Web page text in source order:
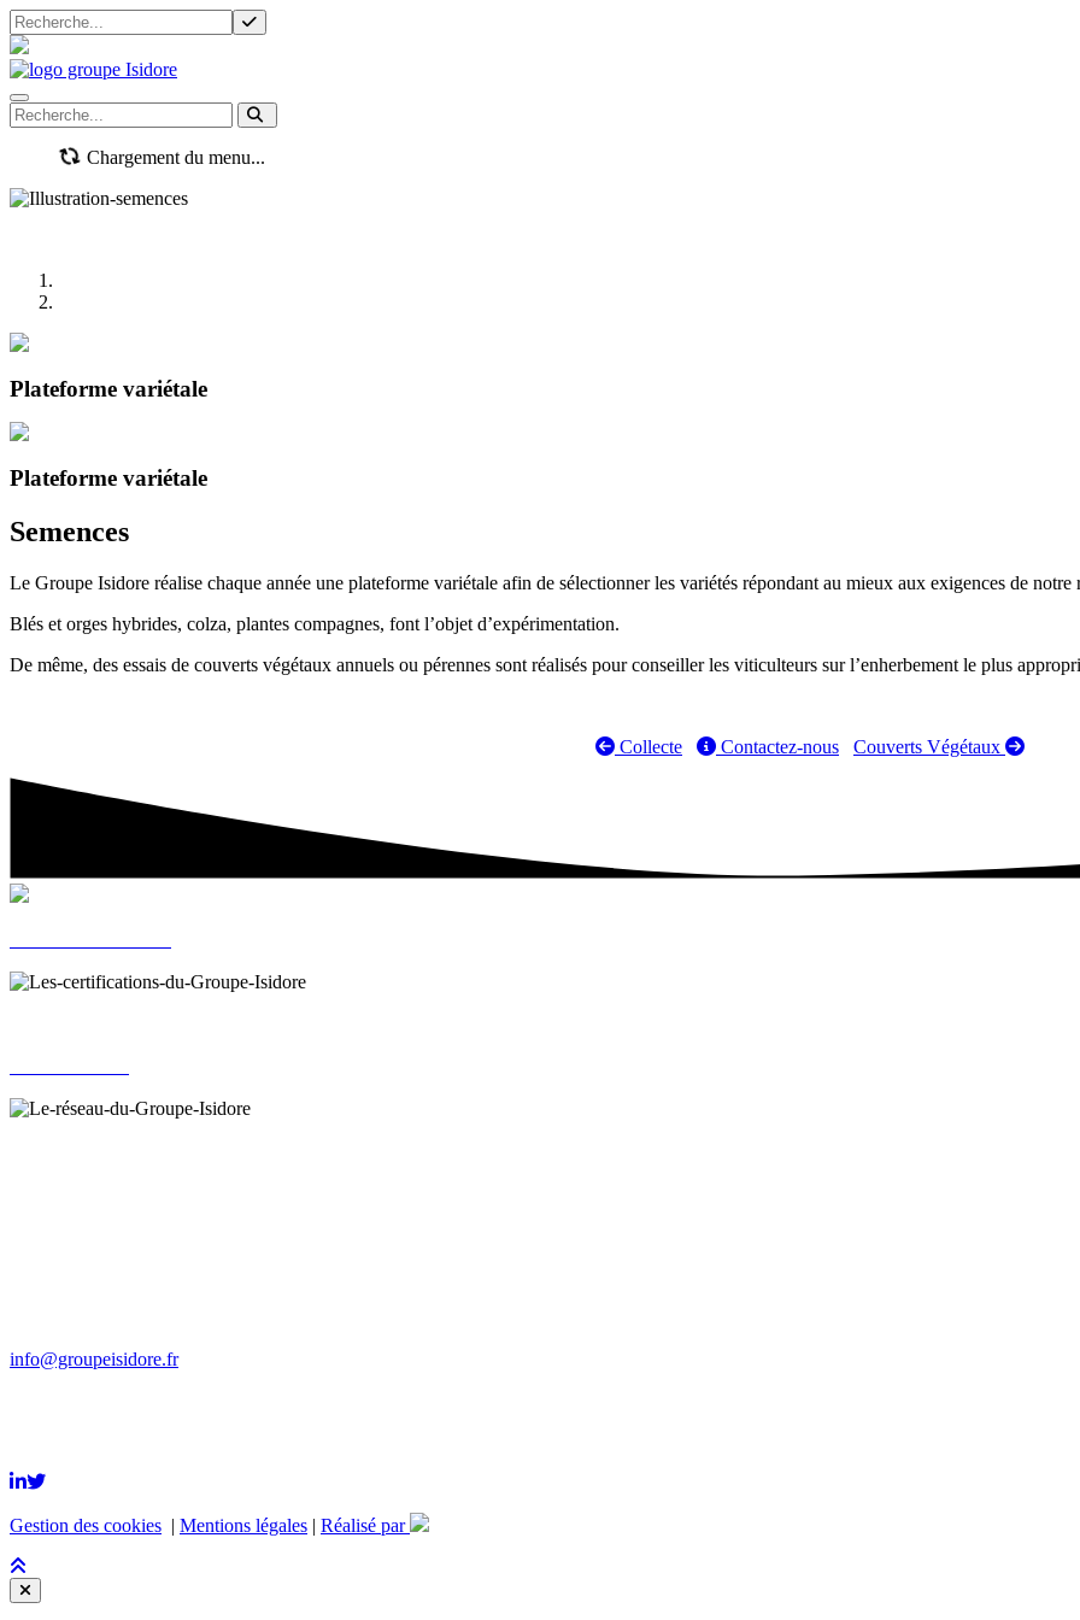
Navigation mobile
Chargement du menu...
Plateforme variétale
Plateforme variétale
Previous
Next
Semences
Le Groupe Isidore réalise chaque année une plateforme variétale afin de sélectionner les variétés répondant au mieux aux exigences de notre
Blés et orges hybrides, colza, plantes compagnes, font l’objet d’expérimentation.
De même, des essais de couverts végétaux annuels ou pérennes sont réalisés pour conseiller les viticulteurs sur l’enherbement le plus
Collecte Contactez-nous Couverts Végétaux
info@groupeisidore.fr
Gestion des cookies | Mentions légales | Réalisé par